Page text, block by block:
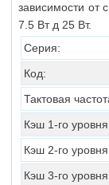
зависимости от
7.5 Вт д 25 Вт.
Серия:
Код:
Тактовая
Кэш 1-го
Кэш 2-го
Кэш 3-го